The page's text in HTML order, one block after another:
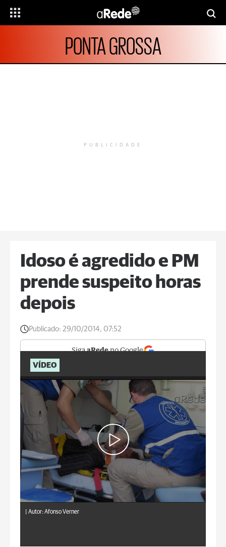
PONTA GROSSA
PUBLICIDADE
Idoso é agredido e PM
prende suspeito horas
depois
Publicado: 29/10/2014, 07:52
SigaaRedeno Google
VÍDEO
Autor: Afonso Verner